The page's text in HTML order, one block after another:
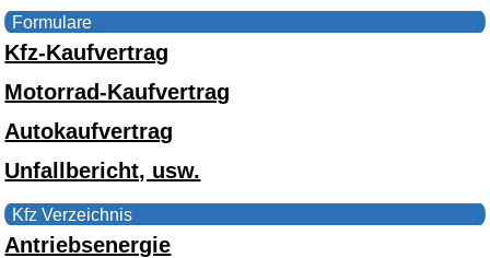
Formulare
Kfz-Kaufvertrag
Motorrad-Kaufvertrag
Autokaufvertrag
Unfallbericht, usw.
Kfz Verzeichnis
Antriebsenergie